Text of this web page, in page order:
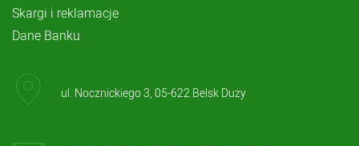
Skargi i reklamacje
Dane Banku
ul. Nocznickiego 3, 05-622 Belsk Duży